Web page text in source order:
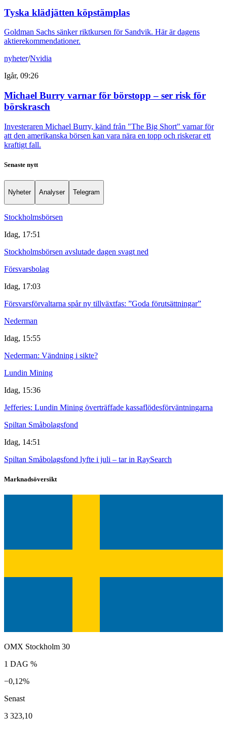
Tyska klädjätten köpstämplas
Goldman Sachs sänker riktkursen för Sandvik. Här är dagens
aktierekommendationer.
nyheter/Nvidia
Igår, 09:26
Michael Burry varnar för börstopp – ser risk för
börskrasch
Investeraren Michael Burry, känd från "The Big Short" varnar för
att den amerikanska börsen kan vara nära en topp och riskerar ett
kraftigt fall.
Senaste nytt
Nyheter Analyser Telegram
Stockholmsbörsen
Idag, 17:51
Stockholmsbörsen avslutade dagen svagt ned
Försvarsbolag
Idag, 17:03
Försvarsförvaltarna spår ny tillväxtfas: ”Goda förutsättningar”
Nederman
Idag, 15:55
Nederman: Vändning i sikte?
Lundin Mining
Idag, 15:36
Jefferies: Lundin Mining överträffade kassaflödesförväntningarna
Spiltan Småbolagsfond
Idag, 14:51
Spiltan Småbolagsfond lyfte i juli – tar in RaySearch
Marknadsöversikt
OMX Stockholm 30
1 DAG %
−0,12%
Senast
3 323,10